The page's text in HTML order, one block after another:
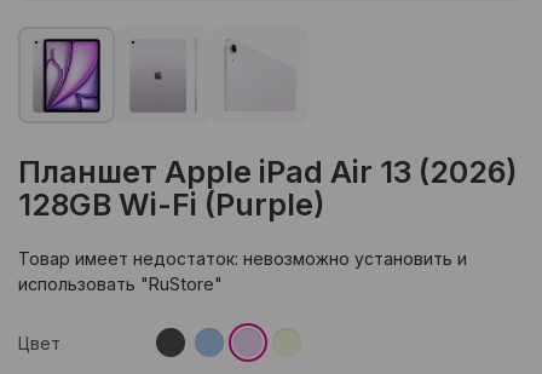
Планшет Apple iPad Air 13 (2026)
128GB Wi-Fi (Purple)
Товар имеет недостаток: невозможно установить и
использовать "RuStore"
Цвет